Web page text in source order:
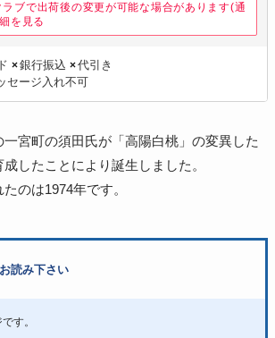
ブで出荷後の変更が可能な場合があります(通
を見る
×銀行振込 ×代引き
セージ入れ不可
宮町の須田氏が「高陽白桃」の変異した
したことにより誕生しました。
のは1974年です。
読み下さい
す。